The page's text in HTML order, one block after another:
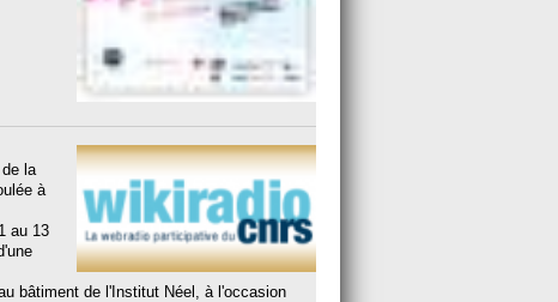
la
à
au 13
bâtiment de l'Institut Néel, à l'occasion